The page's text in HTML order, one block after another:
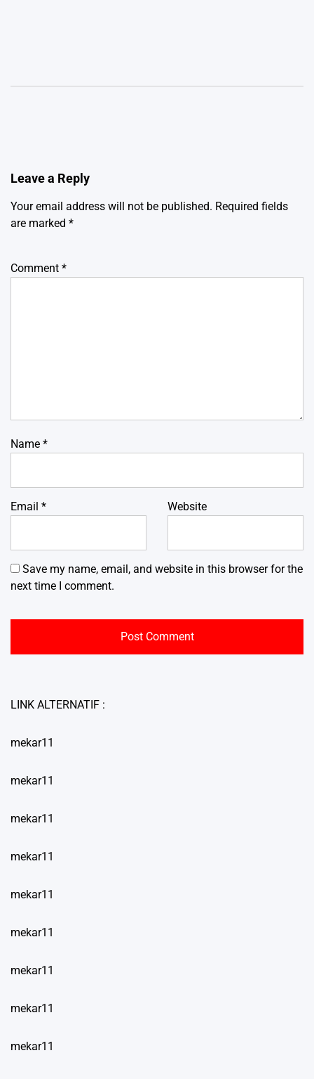
Leave a Reply
Your email address will not be published. Required fields
are marked *
Comment *
Name *
Email * Website
Save my name, email, and website in this browser for the
next time I comment.
LINK ALTERNATIF :
mekar11
mekar11
mekar11
mekar11
mekar11
mekar11
mekar11
mekar11
mekar11